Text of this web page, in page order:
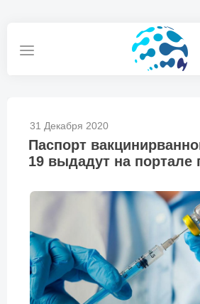
31 Декабря 2020
Паспорт
19 выдадут на портале